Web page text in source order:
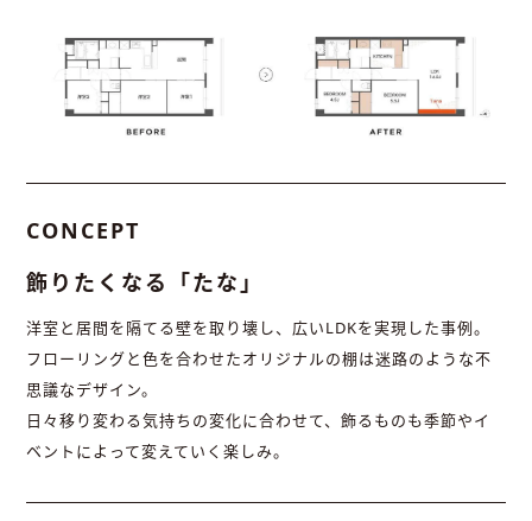
CONCEPT
飾りたくなる「たな」
洋室と居間を隔てる壁を取り壊し、広いLDKを実現した事例。
フローリングと色を合わせたオリジナルの棚は迷路のような不
思議なデザイン。
日々移り変わる気持ちの変化に合わせて、飾るものも季節やイ
ベントによって変えていく楽しみ。